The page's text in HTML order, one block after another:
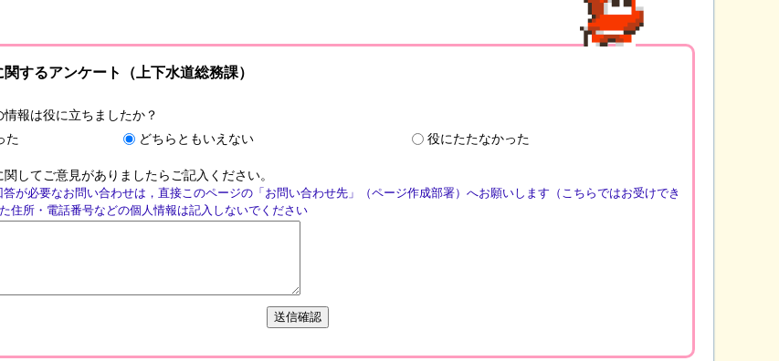
するアンケート（上下水道総務課）
情報は役に立ちましたか？
た
どちらともいえない 役にたたなかった
関してご意見がありましたらご記入ください。
答が必要なお問い合わせは，直接このページの「お問い合わせ先」（ページ作成部署）へお願いします（こちらではお受けでき
住所・電話番号などの個人情報は記入しないでください